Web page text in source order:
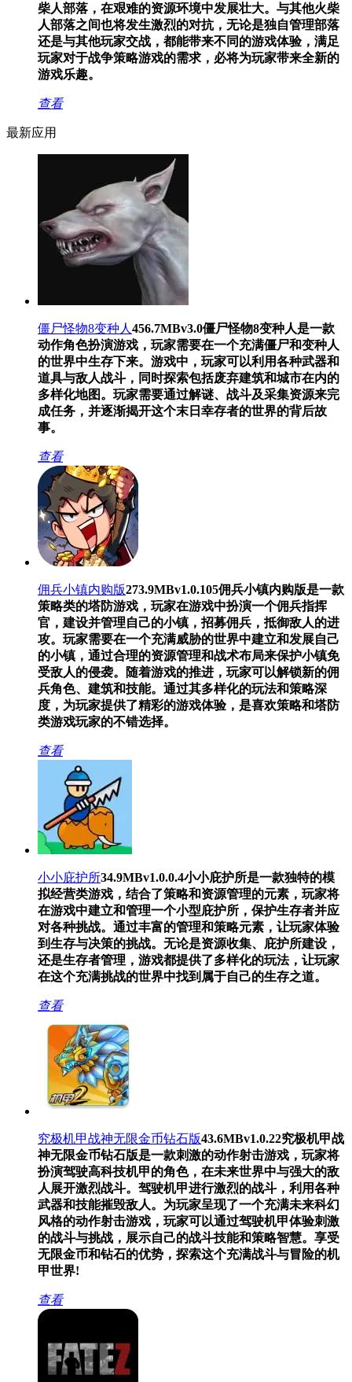
柴人部落，在艰难的资源环境中发展壮大。与其他火柴
人部落之间也将发生激烈的对抗，无论是独自管理部落
还是与其他玩家交战，都能带来不同的游戏体验，满足
玩家对于战争策略游戏的需求，必将为玩家带来全新的
游戏乐趣。
查看
最新应用
僵尸怪物8变种人 456.7MBv3.0僵尸怪物8变种人是一款
动作角色扮演游戏，玩家需要在一个充满僵尸和变种人
的世界中生存下来。游戏中，玩家可以利用各种武器和
道具与敌人战斗，同时探索包括废弃建筑和城市在内的
多样化地图。玩家需要通过解谜、战斗及采集资源来完
成任务，并逐渐揭开这个末日幸存者的世界的背后故
事。
查看
佣兵小镇内购版273.9MBv1.0.105佣兵小镇内购版是一款
策略类的塔防游戏，玩家在游戏中扮演一个佣兵指挥
官，建设并管理自己的小镇，招募佣兵，抵御敌人的进
攻。玩家需要在一个充满威胁的世界中建立和发展自己
的小镇，通过合理的资源管理和战术布局来保护小镇免
受敌人的侵袭。随着游戏的推进，玩家可以解锁新的佣
兵角色、建筑和技能。通过其多样化的玩法和策略深
度，为玩家提供了精彩的游戏体验，是喜欢策略和塔防
类游戏玩家的不错选择。
查看
小小庇护所34.9MBv1.0.0.4小小庇护所是一款独特的模
拟经营类游戏，结合了策略和资源管理的元素，玩家将
在游戏中建立和管理一个小型庇护所，保护生存者并应
对各种挑战。通过丰富的管理和策略元素，让玩家体验
到生存与决策的挑战。无论是资源收集、庇护所建设，
还是生存者管理，游戏都提供了多样化的玩法，让玩家
在这个充满挑战的世界中找到属于自己的生存之道。
查看
究极机甲战神无限金币钻石版43.6MBv1.0.22究极机甲战
神无限金币钻石版是一款刺激的动作射击游戏，玩家将
扮演驾驶高科技机甲的角色，在未来世界中与强大的敌
人展开激烈战斗。驾驶机甲进行激烈的战斗，利用各种
武器和技能摧毁敌人。为玩家呈现了一个充满未来科幻
风格的动作射击游戏，玩家可以通过驾驶机甲体验刺激
的战斗与挑战，展示自己的战斗技能和策略智慧。享受
无限金币和钻石的优势，探索这个充满战斗与冒险的机
甲世界!
查看